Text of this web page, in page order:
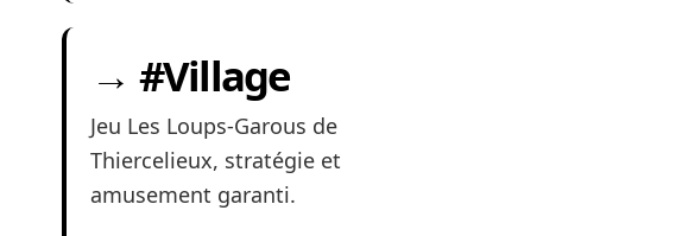
→ #Village
Jeu Les Loups-Garous de
Thiercelieux, stratégie et
amusement garanti.